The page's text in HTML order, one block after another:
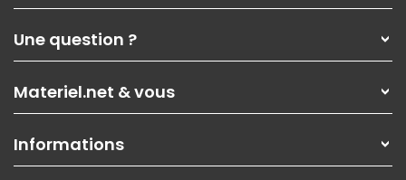
Nos services
Les magasins Materiel.net
Nos solutions pour les pros
Contactez-nous
Une question ?
Paiement, livraison
Garanties,Pack Zen
SAV, demander un retour
Informations
Materiel.net & vous
On rachète votre carte graphique
PC sur mesure : Votre RDV personnalisé
Informations